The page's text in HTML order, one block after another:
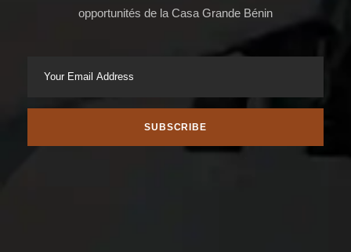
opportunités de la Casa Grande Bénin